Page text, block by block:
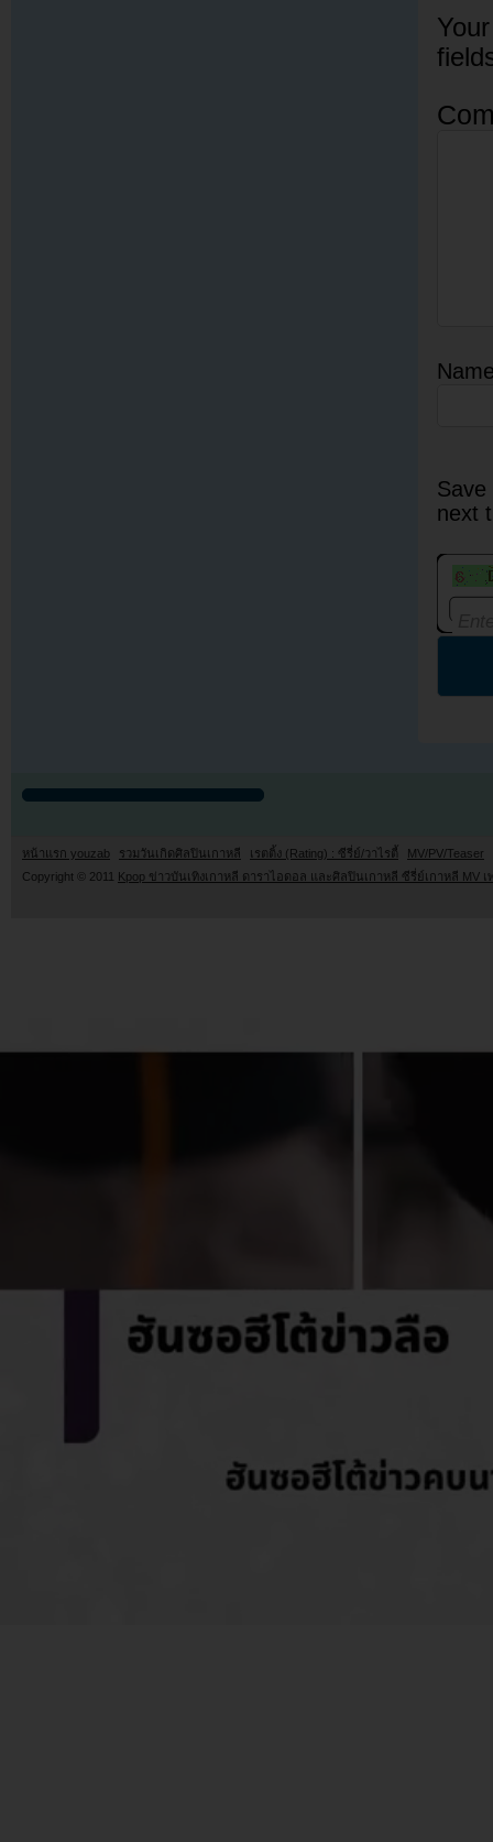
next
หน้าแรก youzab รวมวันเกิดศิลปินเกาหลี เรตติ้ง (Rating) : ซีรี่ย์/วาไรตี้
MV/PV/Teaser
Copyright © 2011
Kpop ข่าวบันเทิงเกาหลี ดาราไอดอล และศิลปินเกาหลี ซีรี่ย์เกาหลี MV